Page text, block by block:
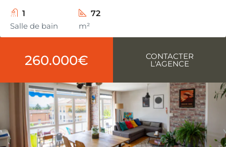
En Hypercentre et au calme,
appartement T3 de 72,10 m2 avec
balcon et vue panoramique.
1
Salle de bain
72
m²
260.000€ CONTACTER
L'AGENCE